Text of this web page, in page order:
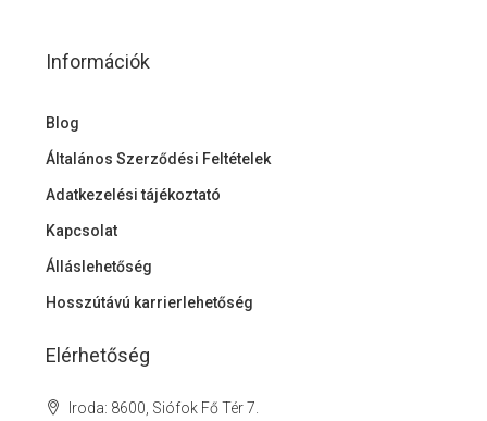
Információk
Blog
Általános Szerződési Feltételek
Adatkezelési tájékoztató
Kapcsolat
Álláslehetőség
Hosszútávú karrierlehetőség
Elérhetőség
Iroda: 8600, Siófok Fő Tér 7.